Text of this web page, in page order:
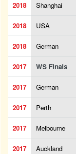
2018 Shanghai
2018 USA
2018 German
2017 WS Finals
2017 German
2017 Perth
2017 Melbourne
2017 Auckland